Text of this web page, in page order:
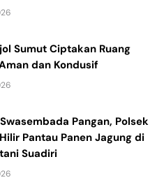
Sumut Ciptakan Ruang
dan Kondusif
Pangan, Polsek
Pantau Panen Jagung di
Suadiri